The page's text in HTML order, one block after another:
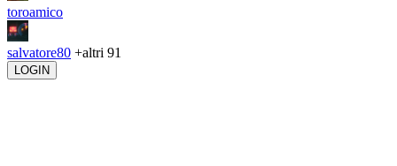
toroamico
salvatore80 +altri 91
LOGIN